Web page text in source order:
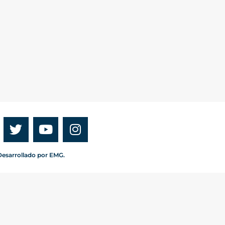
por EMG.